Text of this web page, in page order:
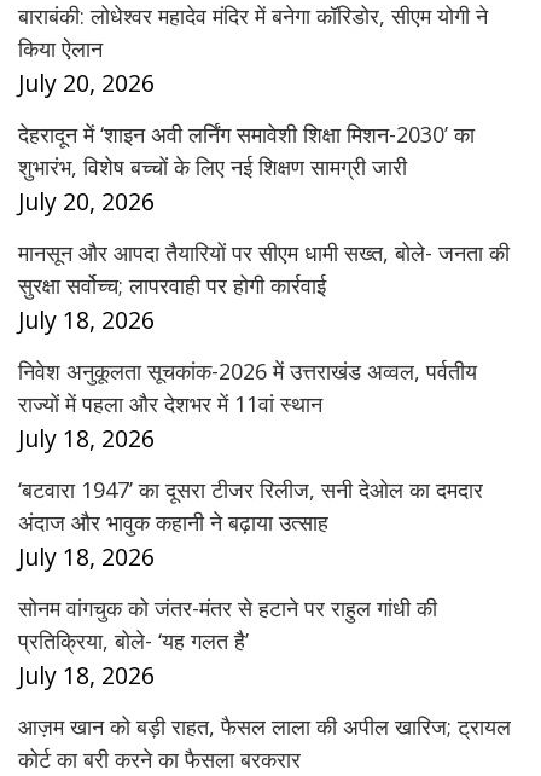
बाराबंकी: लोधेश्वर महादेव मंदिर में बनेगा कॉरिडोर, सीएम योगी ने
किया ऐलान
July 20, 2026
देहरादून में ‘शाइन अवी लर्निंग समावेशी शिक्षा मिशन-2030’ का
शुभारंभ, विशेष बच्चों के लिए नई शिक्षण सामग्री जारी
July 20, 2026
मानसून और आपदा तैयारियों पर सीएम धामी सख्त, बोले- जनता की
सुरक्षा सर्वोच्च; लापरवाही पर होगी कार्रवाई
July 18, 2026
निवेश अनुकूलता सूचकांक-2026 में उत्तराखंड अव्वल, पर्वतीय
राज्यों में पहला और देशभर में 11वां स्थान
July 18, 2026
‘बटवारा 1947’ का दूसरा टीजर रिलीज, सनी देओल का दमदार
अंदाज और भावुक कहानी ने बढ़ाया उत्साह
July 18, 2026
सोनम वांगचुक को जंतर-मंतर से हटाने पर राहुल गांधी की
प्रतिक्रिया, बोले- ‘यह गलत है’
July 18, 2026
आज़म खान को बड़ी राहत, फैसल लाला की अपील खारिज; ट्रायल
कोर्ट का बरी करने का फैसला बरकरार